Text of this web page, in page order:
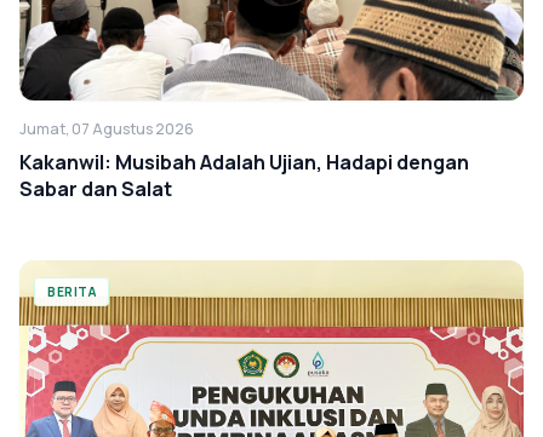
Jumat, 07 Agustus 2026
Kakanwil: Musibah Adalah Ujian, Hadapi dengan
Sabar dan Salat
BERITA